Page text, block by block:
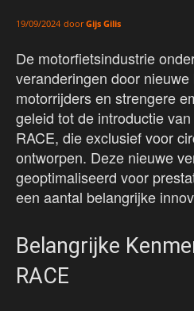
19/09/2024 door Gijs Gilis
De motorfietsindustrie
veranderingen door
motorrijders en strengere
geleid tot de introductie
RACE, die exclusief voor
ontworpen. Deze nieuwe
geoptimaliseerd voor
een aantal belangrijke
Belangrijke
RACE